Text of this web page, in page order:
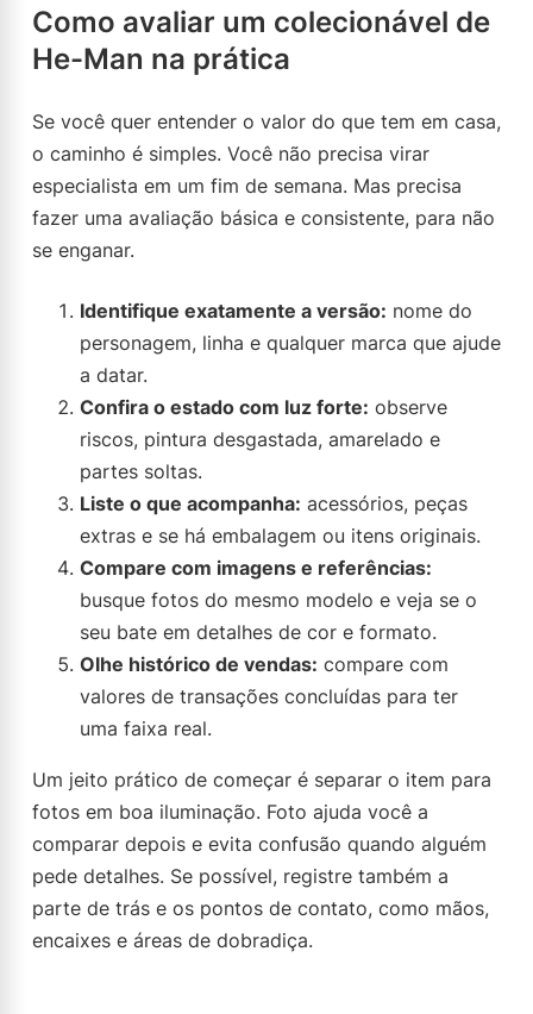
Como avaliar um colecionável de
He-Man na prática
Se você quer entender o valor do que tem em casa,
o caminho é simples. Você não precisa virar
especialista em um fim de semana. Mas precisa
fazer uma avaliação básica e consistente, para não
se enganar.
Identifique exatamente a versão: nome do
personagem, linha e qualquer marca que ajude
a datar.
Confira o estado com luz forte: observe
riscos, pintura desgastada, amarelado e
partes soltas.
Liste o que acompanha: acessórios, peças
extras e se há embalagem ou itens originais.
Compare com imagens e referências:
busque fotos do mesmo modelo e veja se o
seu bate em detalhes de cor e formato.
Olhe histórico de vendas: compare com
valores de transações concluídas para ter
uma faixa real.
Um jeito prático de começar é separar o item para
fotos em boa iluminação. Foto ajuda você a
comparar depois e evita confusão quando alguém
pede detalhes. Se possível, registre também a
parte de trás e os pontos de contato, como mãos,
encaixes e áreas de dobradiça.